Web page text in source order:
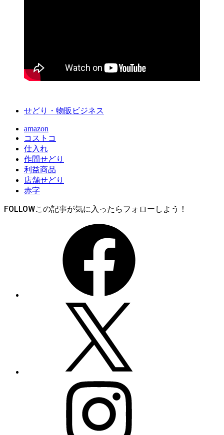
せどり・物販ビジネス
amazon
コストコ
仕入れ
作間せどり
利益商品
店舗せどり
赤字
FOLLOW